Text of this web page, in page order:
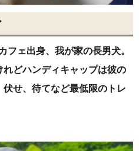
ェ出身、我が家の長男犬。
どハンディキャップは彼の
せ、待てなど最低限のトレ